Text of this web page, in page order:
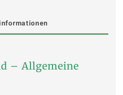
– Allgemeine